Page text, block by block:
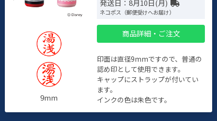
9mm
発送日：8月10日(月)
ネコポス（郵便受けへお届け）
商品詳細・ご注文
印面は直径9mmですので、普通の
認め印として使用できます。
キャップにストラップが付いてい
ます。
インクの色は朱色です。